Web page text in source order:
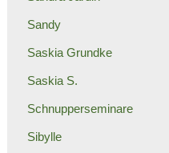
Sandy
Saskia Grundke
Saskia S.
Schnupperseminare
Sibylle